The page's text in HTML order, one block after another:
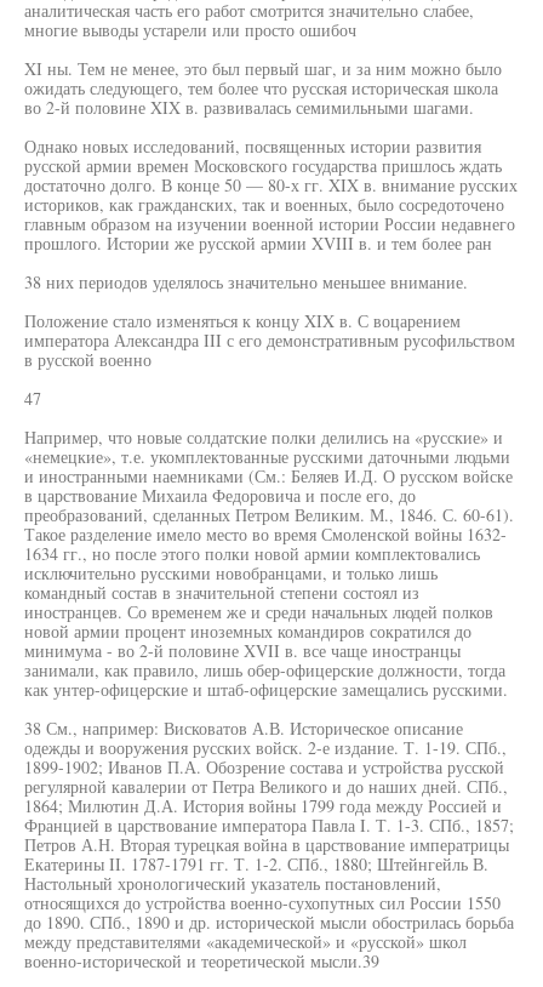
аналитическая часть его работ смотрится значительно слабее,
многие выводы устарели или просто ошибоч
XI ны. Тем не менее, это был первый шаг, и за ним можно было
ожидать следующего, тем более что русская историческая школа
во 2-й половине XIX в. развивалась семимильными шагами.
Однако новых исследований, посвященных истории развития
русской армии времен Московского государства пришлось ждать
достаточно долго. В конце 50 — 80-х гг. XIX в. внимание русских
историков, как гражданских, так и военных, было сосредоточено
главным образом на изучении военной истории России недавнего
прошлого. Истории же русской армии XVIII в. и тем более ран
38 них периодов уделялось значительно меньшее внимание.
Положение стало изменяться к концу XIX в. С воцарением
императора Александра III с его демонстративным русофильством
в русской военно
47
Например, что новые солдатские полки делились на «русские» и
«немецкие», т.е. укомплектованные русскими даточными людьми
и иностранными наемниками (См.: Беляев И.Д. О русском войске
в царствование Михаила Федоровича и после его, до
преобразований, сделанных Петром Великим. М., 1846. С. 60-61).
Такое разделение имело место во время Смоленской войны 1632-
1634 гг., но после этого полки новой армии комплектовались
исключительно русскими новобранцами, и только лишь
командный состав в значительной степени состоял из
иностранцев. Со временем же и среди начальных людей полков
новой армии процент иноземных командиров сократился до
минимума - во 2-й половине XVII в. все чаще иностранцы
занимали, как правило, лишь обер-офицерские должности, тогда
как унтер-офицерские и штаб-офицерские замещались русскими.
38 См., например: Висковатов А.В. Историческое описание
одежды и вооружения русских войск. 2-е издание. Т. 1-19. СПб.,
1899-1902; Иванов П.А. Обозрение состава и устройства русской
регулярной кавалерии от Петра Великого и до наших дней. СПб.,
1864; Милютин Д.А. История войны 1799 года между Россией и
Францией в царствование императора Павла I. Т. 1-3. СПб., 1857;
Петров А.Н. Вторая турецкая война в царствование императрицы
Екатерины II. 1787-1791 гг. Т. 1-2. СПб., 1880; Штейнгейль В.
Настольный хронологический указатель постановлений,
относящихся до устройства военно-сухопутных сил России 1550
до 1890. СПб., 1890 и др. исторической мысли обострилась борьба
между представителями «академической» и «русской» школ
военно-исторической и теоретической мысли.39